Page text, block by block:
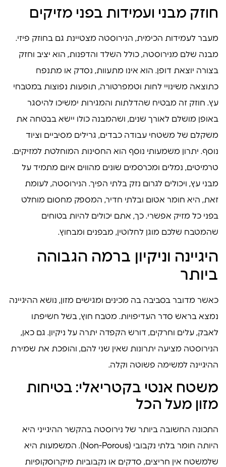
חוזק מבני ועמידות בפני מזיקים
מעבר לעמידות הכימית, הנירוסטה מצטיינת גם בחוזק פיזי.
מבנה שלם מנירוסטה, כולל השלד והדפנות, הוא יציב וחזק
בצורה יוצאת דופן. הוא אינו מתעוות, נסדק או מתנפח
כתוצאה משינויי לחות וטמפרטורה, תופעות נפוצות במטבחי
עץ. חוזק זה מבטיח שהדלתות והמגירות ימשיכו להיסגר
באופן מושלם לאורך שנים, ושהמבנה כולו יישא בבטחה את
משקלם של משטחי עבודה כבדים, גרילים מסיביים וציוד
נוסף. יתרון משמעותי נוסף הוא החסינות המוחלטת למזיקים.
טרמיטים, נמלים ומכרסמים שונים מהווים איום מתמיד על
מבני עץ, ויכולים לגרום נזק בלתי הפיך. הנירוסטה, לעומת
זאת, היא חומר אטום ובלתי חדיר, המספק מחסום מוחלט
בפני כל מזיק אפשרי. כך, אתם יכולים להיות בטוחים
שהמטבח שלכם מוגן לחלוטין, מבפנים ומבחוץ.
היגיינה וניקיון ברמה הגבוהה
ביותר
כאשר מדובר בסביבה בה מכינים ומגישים מזון, נושא ההיגיינה
נמצא בראש סדר העדיפויות. מטבח חוץ, בשל חשיפתו
לאבק, עלים וחרקים, דורש הקפדה יתרה על ניקיון. גם כאן,
הנירוסטה מציעה יתרונות שאין שני להם, והופכת את שמירת
ההיגיינה למשימה פשוטה וקלה.
משטח אנטי בקטריאלי: בטיחות
מזון מעל הכל
התכונה החשובה ביותר של נירוסטה בהקשר ההיגייני היא
היותה חומר בלתי נקבובי (Non-Porous). המשמעות היא
שלמשטח אין חריצים, סדקים או נקבוביות מיקרוסקופיות